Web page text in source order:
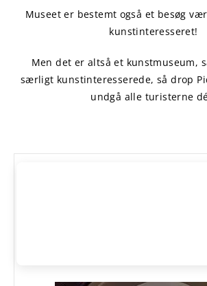
Museet er bestemt også et besøg
kunstinteresseret!
Men det er altså et kunstmuseum,
særligt kunstinteresserede, så drop
undgå alle turisterne